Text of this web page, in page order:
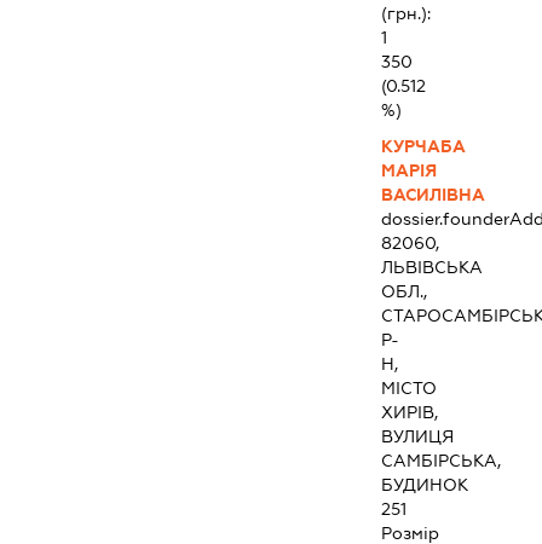
(грн.):
1
350
(0.512
%)
КУРЧАБА
МАРІЯ
ВАСИЛІВНА
82060,
ЛЬВІВСЬКА
ОБЛ.,
Р-
Н,
МІСТО
ХИРІВ,
ВУЛИЦЯ
САМБІРСЬКА,
БУДИНОК
251
Розмір